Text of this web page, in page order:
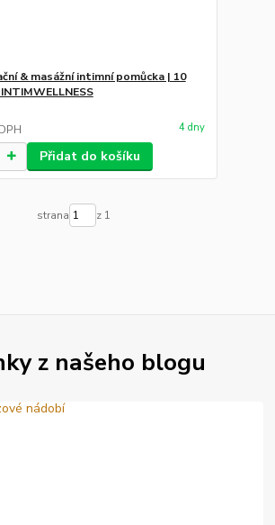
& masážní intimní pomůcka | 10
4 dny
Přidat do košíku
strana z 1
z našeho blogu